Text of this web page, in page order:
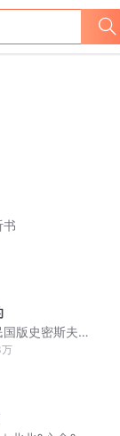
书
版史密斯夫妇/
万